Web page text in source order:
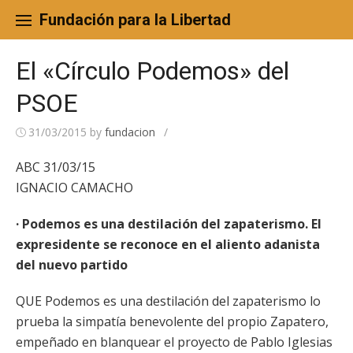
content
Fundación para la Libertad
El «Círculo Podemos» del
PSOE
31/03/2015 by fundacion /
ABC 31/03/15
IGNACIO CAMACHO
· Podemos es una destilación del zapaterismo. El
expresidente se reconoce en el aliento adanista
del nuevo partido
QUE Podemos es una destilación del zapaterismo lo
prueba la simpatía benevolente del propio Zapatero,
empeñado en blanquear el proyecto de Pablo Iglesias